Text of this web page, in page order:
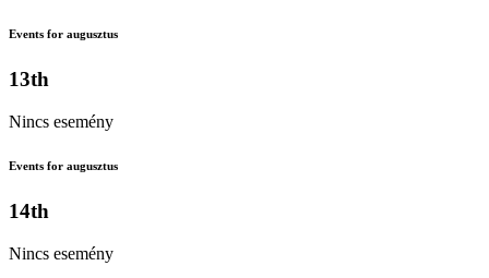
Events for augusztus
13th
Nincs esemény
Events for augusztus
14th
Nincs esemény